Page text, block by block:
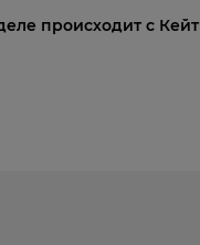
происходит с Кейт